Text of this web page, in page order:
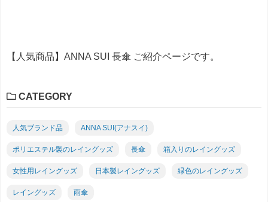
【人気商品】ANNA SUI 長傘 ご紹介ページです。
CATEGORY
人気ブランド品 ANNA SUI(アナスイ)
ポリエステル製のレイングッズ 長傘 箱入りのレイングッズ
女性用レイングッズ 日本製レイングッズ 緑色のレイングッズ
レイングッズ 雨傘